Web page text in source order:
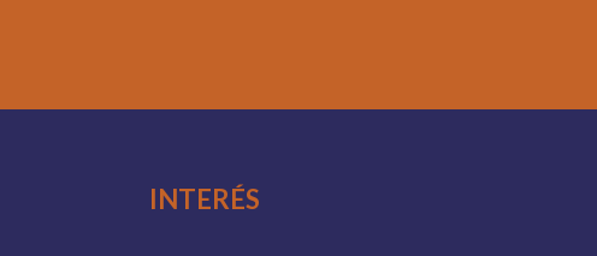
INTERÉS